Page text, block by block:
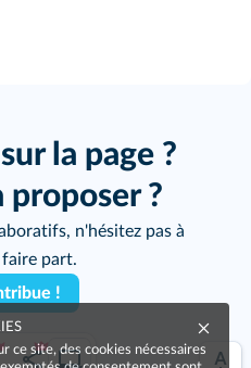
la page ?
proposer ?
n'hésitez pas à
faire part.
!
ce site, des cookies nécessaires